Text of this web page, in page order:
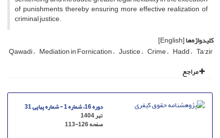
of punishments, thereby ensuring more effective realization of
criminal justice.
کلیدواژه‌ها[English]
Qawadi Mediation in Fornication Justice Crime Hadd Ta'zir
مراجع
دوره 16، شماره 1 - شماره پیاپی 31
تیر 1404
صفحه113-126